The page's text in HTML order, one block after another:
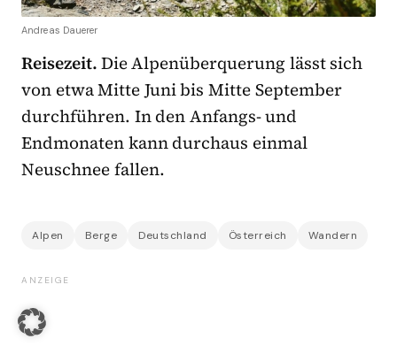
Andreas Dauerer
Reisezeit.Die Alpenüberquerung lässt sich
von etwa Mitte Juni bis Mitte September
durchführen. In den Anfangs- und
Endmonaten kann durchaus einmal
Neuschnee fallen.
Alpen Berge Deutschland Österreich Wandern
ANZEIGE